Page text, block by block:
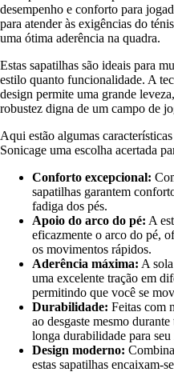
desempenho e conforto para
para atender às exigências do
uma ótima aderência na quadra.
Estas sapatilhas são ideais para
estilo quanto funcionalidade. A
design permite uma grande
robustez digna de um campo de
Aqui estão algumas
Sonicage uma escolha acertada
Conforto excepcional:
sapatilhas garantem
fadiga dos pés.
Apoio do arco do pé: A
eficazmente o arco do pé,
os movimentos rápidos.
Aderência máxima: A
uma excelente tração em
permitindo que você se
Durabilidade: Feitas com
ao desgaste mesmo
longa durabilidade para
Design moderno:
estas sapatilhas encaixam-